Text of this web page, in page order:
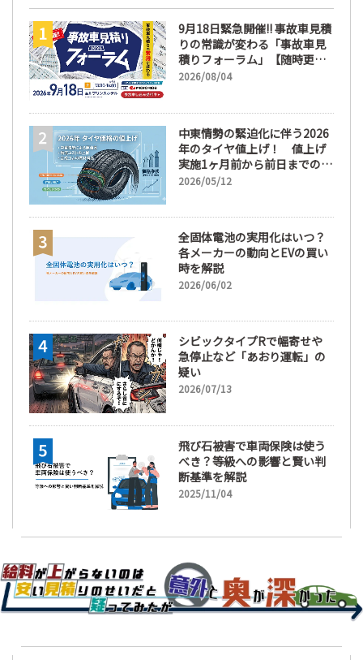
9月18日緊急開催!! 事故車見積
りの常識が変わる「事故車見
積りフォーラム」【随時更
新】
2026/08/04
中東情勢の緊迫化に伴う2026
年のタイヤ値上げ！ 値上げ
実施1ヶ月前から前日までの期
間が販売において極めて重要
2026/05/12
全固体電池の実用化はいつ？
各メーカーの動向とEVの買い
時を解説
2026/06/02
シビックタイプRで幅寄せや
急停止など「あおり運転」の
疑い
2026/07/13
飛び石被害で車両保険は使う
べき？等級への影響と賢い判
断基準を解説
2025/11/04